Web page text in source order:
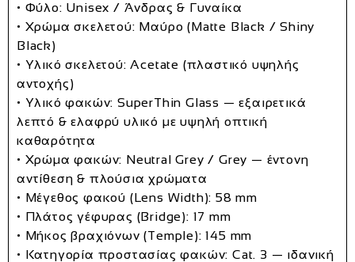
• Φύλο: Unisex / Άνδρας & Γυναίκα
• Χρώμα σκελετού: Μαύρο (Matte Black / Shiny
Black)
• Υλικό σκελετού:Acetate (πλαστικό υψηλής
αντοχής)
• Υλικό φακών: SuperThin Glass — εξαιρετικά
λεπτό & ελαφρύ υλικό με υψηλή οπτική
καθαρότητα
• Χρώμα φακών: Neutral Grey / Grey — έντονη
αντίθεση & πλούσια χρώματα
• Μέγεθος φακού (Lens Width): 58 mm
• Πλάτος γέφυρας (Bridge): 17 mm
• Μήκος βραχιόνων (Temple):145 mm
• Κατηγορία προστασίας φακών: Cat. 3 — ιδανική